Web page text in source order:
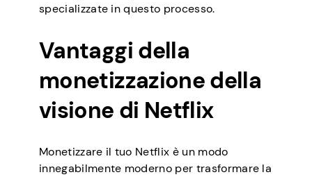
specializzate in questo processo.
Vantaggi della
monetizzazione della
visione di Netflix
Monetizzare il tuo Netflix è un modo
innegabilmente moderno per trasformare la